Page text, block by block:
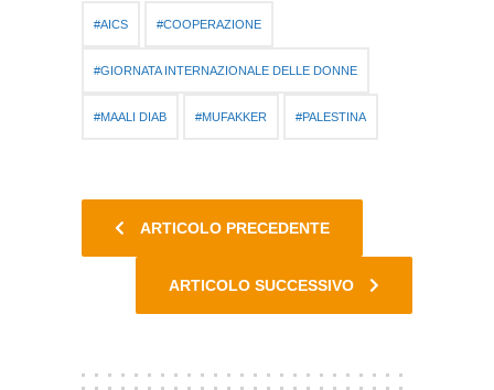
AICS COOPERAZIONE
GIORNATA INTERNAZIONALE DELLE DONNE
MAALI DIAB MUFAKKER PALESTINA
ARTICOLO PRECEDENTE
ARTICOLO SUCCESSIVO